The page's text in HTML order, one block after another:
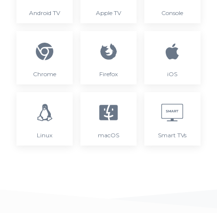
Android TV Apple TV Console
Chrome Firefox iOS
Linux macOS Smart TVs